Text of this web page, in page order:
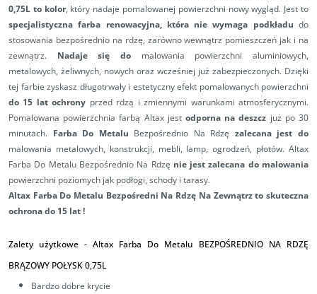
0,75L to kolor, który nadaje pomalowanej powierzchni nowy wygląd. Jest to
specjalistyczna farba renowacyjna, która nie wymaga podkładu do
stosowania bezpośrednio na rdzę, zarówno wewnątrz pomieszczeń jak i na
zewnątrz. Nadaje się do malowania powierzchni aluminiowych,
metalowych, żeliwnych, nowych oraz wcześniej już zabezpieczonych. Dzięki
tej farbie zyskasz długotrwały i estetyczny efekt pomalowanych powierzchni
do 15 lat ochrony przed rdzą i zmiennymi warunkami atmosferycznymi.
Pomalowana powierzchnia farbą Altax jest odporna na deszcz już po 30
minutach. Farba Do Metalu Bezpośrednio Na Rdzę zalecana jest do
malowania metalowych, konstrukcji, mebli, lamp, ogrodzeń, płotów. Altax
Farba Do Metalu Bezpośrednio Na Rdzę nie jest zalecana do malowania
powierzchni poziomych jak podłogi, schody i tarasy.
Altax Farba Do Metalu Bezpośredni Na Rdzę Na Zewnątrz to skuteczna
ochrona do 15 lat !
Zalety użytkowe - Altax Farba Do Metalu BEZPOŚREDNIO NA RDZĘ
BRĄZOWY POŁYSK 0,75L
Bardzo dobre krycie